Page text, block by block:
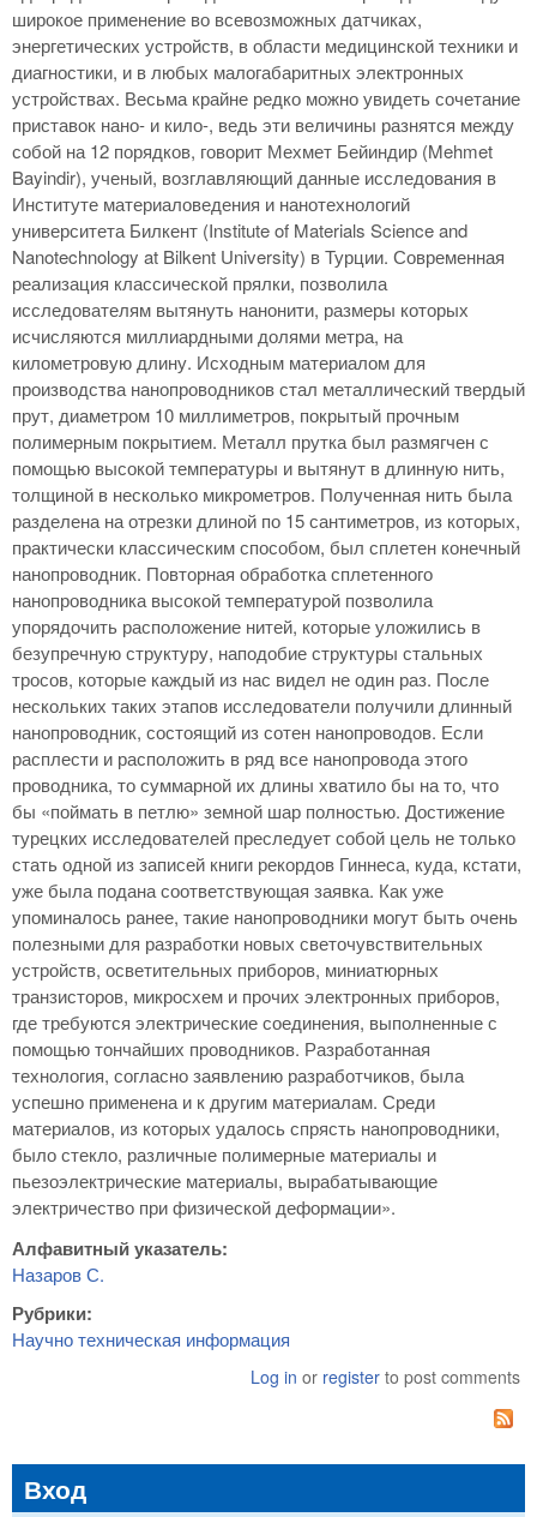
широкое применение во всевозможных датчиках,
энергетических устройств, в области медицинской техники и
диагностики, и в любых малогабаритных электронных
устройствах. Весьма крайне редко можно увидеть сочетание
приставок нано- и кило-, ведь эти величины разнятся между
собой на 12 порядков, говорит Мехмет Бейиндир (Mehmet
Bayindir), ученый, возглавляющий данные исследования в
Институте материаловедения и нанотехнологий
университета Билкент (Institute of Materials Science and
Nanotechnology at Bilkent University) в Турции. Современная
реализация классической прялки, позволила
исследователям вытянуть нанонити, размеры которых
исчисляются миллиардными долями метра, на
километровую длину. Исходным материалом для
производства нанопроводников стал металлический твердый
прут, диаметром 10 миллиметров, покрытый прочным
полимерным покрытием. Металл прутка был размягчен с
помощью высокой температуры и вытянут в длинную нить,
толщиной в несколько микрометров. Полученная нить была
разделена на отрезки длиной по 15 сантиметров, из которых,
практически классическим способом, был сплетен конечный
нанопроводник. Повторная обработка сплетенного
нанопроводника высокой температурой позволила
упорядочить расположение нитей, которые уложились в
безупречную структуру, наподобие структуры стальных
тросов, которые каждый из нас видел не один раз. После
нескольких таких этапов исследователи получили длинный
нанопроводник, состоящий из сотен нанопроводов. Если
расплести и расположить в ряд все нанопровода этого
проводника, то суммарной их длины хватило бы на то, что
бы «поймать в петлю» земной шар полностью. Достижение
турецких исследователей преследует собой цель не только
стать одной из записей книги рекордов Гиннеса, куда, кстати,
уже была подана соответствующая заявка. Как уже
упоминалось ранее, такие нанопроводники могут быть очень
полезными для разработки новых светочувствительных
устройств, осветительных приборов, миниатюрных
транзисторов, микросхем и прочих электронных приборов,
где требуются электрические соединения, выполненные с
помощью тончайших проводников. Разработанная
технология, согласно заявлению разработчиков, была
успешно применена и к другим материалам. Среди
материалов, из которых удалось спрясть нанопроводники,
было стекло, различные полимерные материалы и
пьезоэлектрические материалы, вырабатывающие
электричество при физической деформации».
Алфавитный указатель:
Назаров С.
Рубрики:
Научно техническая информация
Log in or register to post comments
Вход